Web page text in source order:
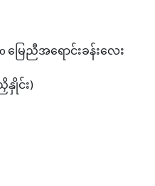
မြေညီအရောင်းခန်းလေး
နှိုင်း)